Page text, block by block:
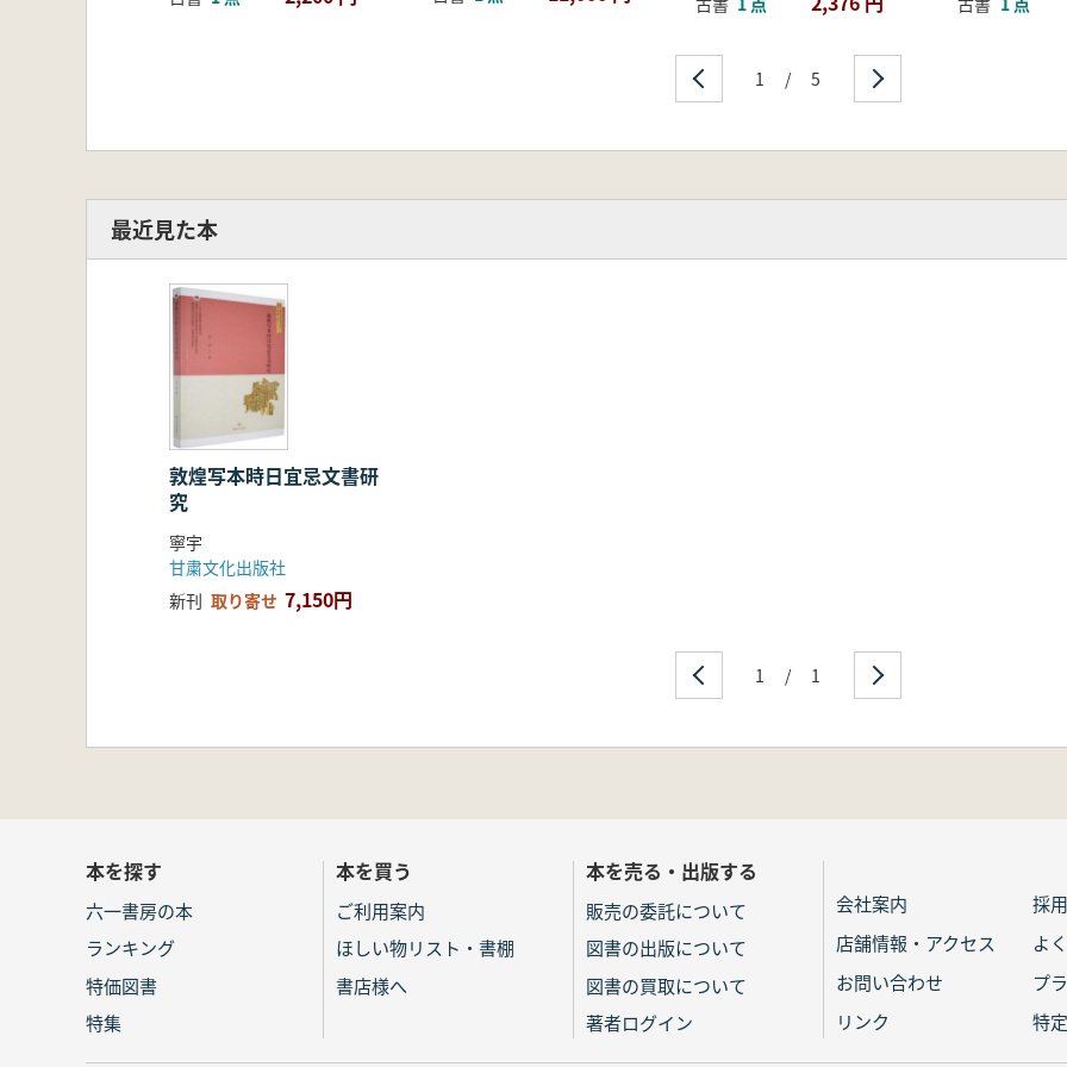
1 / 5
最近見た本
敦煌写本時日宜忌文書研
究
寧宇
甘粛文化出版社
新刊 取り寄せ 7,150円
1 / 1
本を探す
六一書房の本
ランキング
特価図書
特集
本を買う
ご利用案内
ほしい物リスト・書棚
書店様へ
本を売る・出版する
販売の委託について
図書の出版について
図書の買取について
著者ログイン
会社案内
採
店舗情報・アクセス
よ
お問い合わせ
プ
リンク
特